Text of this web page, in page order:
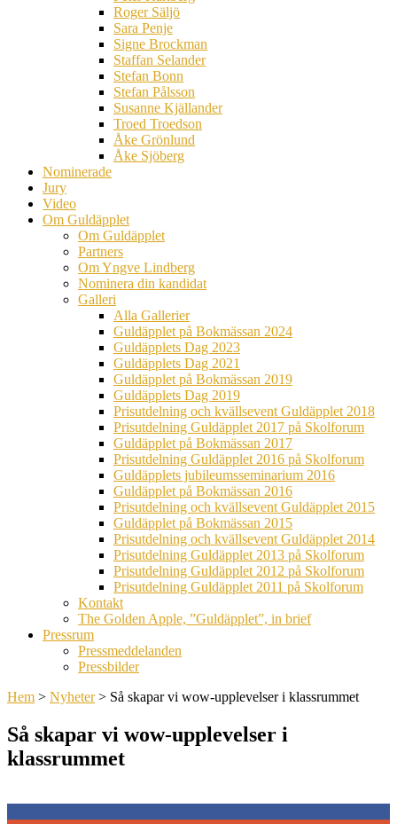
Roger Säljö
Sara Penje
Signe Brockman
Staffan Selander
Stefan Bonn
Stefan Pålsson
Susanne Kjällander
Troed Troedson
Åke Grönlund
Åke Sjöberg
Nominerade
Jury
Video
Om Guldäpplet
Om Guldäpplet
Partners
Om Yngve Lindberg
Nominera din kandidat
Galleri
Alla Gallerier
Guldäpplet på Bokmässan 2024
Guldäpplets Dag 2023
Guldäpplets Dag 2021
Guldäpplet på Bokmässan 2019
Guldäpplets Dag 2019
Prisutdelning och kvällsevent Guldäpplet 2018
Prisutdelning Guldäpplet 2017 på Skolforum
Guldäpplet på Bokmässan 2017
Prisutdelning Guldäpplet 2016 på Skolforum
Guldäpplets jubileumsseminarium 2016
Guldäpplet på Bokmässan 2016
Prisutdelning och kvällsevent Guldäpplet 2015
Guldäpplet på Bokmässan 2015
Prisutdelning och kvällsevent Guldäpplet 2014
Prisutdelning Guldäpplet 2013 på Skolforum
Prisutdelning Guldäpplet 2012 på Skolforum
Prisutdelning Guldäpplet 2011 på Skolforum
Kontakt
The Golden Apple, ”Guldäpplet”, in brief
Pressrum
Pressmeddelanden
Pressbilder
Hem > Nyheter> Så skapar vi wow-upplevelser i klassrummet
Så skapar vi wow-upplevelser i
klassrummet